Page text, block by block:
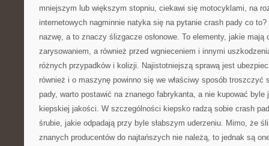
mniejszym lub większym stopniu, ciekawi się motocyklami, na
internetowych nagminnie natyka się na pytanie crash pady co
nazwę, a to znaczy ślizgacze osłonowe. To elementy, jakie mają
zarysowaniem, a również przed wgnieceniem i innymi
różnych przypadków i kolizji. Najistotniejszą sprawą jest
również i o maszynę powinno się we właściwy sposób
pady, warto postawić na znanego fabrykanta, a nie kupować byle
kiepskiej jakości. W szczególności kiepsko radzą sobie crash
śrubie, jakie odpadają przy byle słabszym uderzeniu. Mimo, że
znanych producentów do najtańszych nie należą, to jednak są